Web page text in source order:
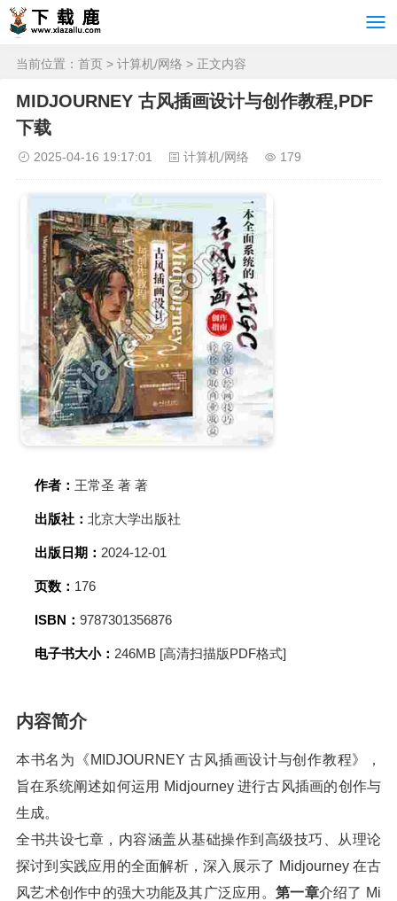
当前位置： 首页 > 计算机/网络 > 正文内容
MIDJOURNEY 古风插画设计与创作教程,PDF
下载
2025-04-16 19:17:01 计算机/网络 179
作者： 王常圣 著 著
出版社： 北京大学出版社
出版日期： 2024-12-01
页数： 176
ISBN： 9787301356876
电子书大小： 246MB [高清扫描版PDF格式]
内容简介
本书名为《MIDJOURNEY 古风插画设计与创作教程》，
旨在系统阐述如何运用 Midjourney 进行古风插画的创作与
生成。
全书共设七章，内容涵盖从基础操作到高级技巧、从理论
探讨到实践应用的全面解析，深入展示了 Midjourney 在古
风艺术创作中的强大功能及其广泛应用。第一章介绍了 Mi